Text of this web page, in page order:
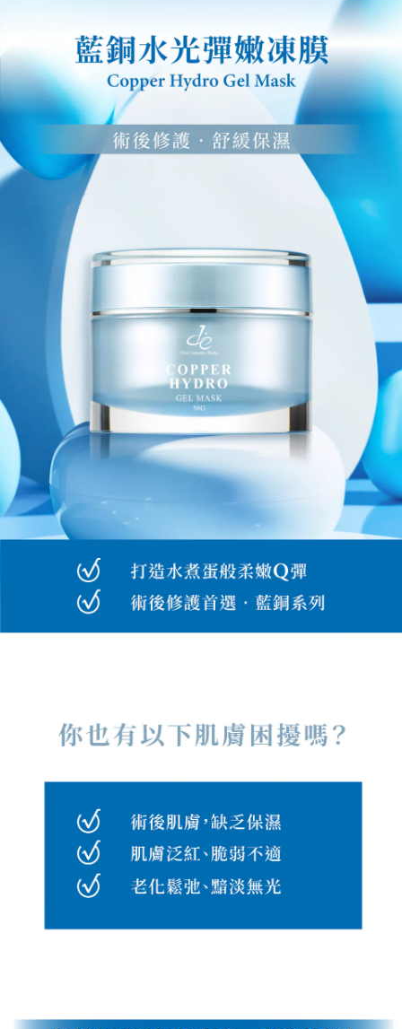
1.分期款項不併入電信帳單，「大哥付你分期」於每月結算日後寄送繳費提
2.透過簡訊連結打開帳單後，可選擇「超商條碼／台灣大直營門市／銀行轉
帳／街口支付／iPASS MONEY」等通路繳費。
【注意事項】
1.本服務係由「台灣大哥大股份有限公司」（以下簡稱本公司）所提供，讓
用戶於交易時，得透過本服務購買商品或服務，並由商店將買賣／分期付款
買賣價金債權讓與本公司後，依約使用本公司帳單繳交帳款。
2.基於同意付款使用「大哥付你分期」之契約關係目的，商店將以您的個人
資料（包含姓名、電話或地址）提供予台灣大哥大進項蒐集、處理及利用，
由本公司與您本人進行分期帳單所需資料之確認、核對及更正。
3.完整用戶服務條款，請詳閱以下連結：
https://oppay.tw/userRule
１．於結帳方式選擇「AFTEE先享後付」後，將跳轉至「AFTEE先享後付」
結帳頁面，進行簡訊認證並確認金額後，即可完成結帳。
２．訂單成立數日內，您將收到繳費通知簡訊。
３．收到繳費通知簡訊後14天內，點擊此簡訊中的連結，可透過四大超商／
ATM／網路銀行／等多元方式進行付款，方視為交易完成。
※ 請注意：結帳手續完成當下不需立刻繳費，但若您需要取消訂單，請聯絡
購買商品的店家。未經商家同意取消之訂單仍視為有效，需透過AFTEE先享
後付繳納相關費用。
※ 交易是否成功請以「AFTEE先享後付 」之結帳頁面顯示為準，若有關於
是否繳費成功／繳費後需取消欲退款等相關疑問，請聯繫「AFTEE先享後付
客戶支援中心」
https://netprotections.freshdesk.com/support/home
【注意事項】
１．透過由恩沛科技股份有限公司提供之「AFTEE先享後付」服務完成之交
易，需依本服務之必要範圍內提供個人資料，並將交易相關給付款項請求債
權轉讓予恩沛科技股份有限公司。
２．關於個人資料處理事宜，請瀏覽以下網址：
https://aftee.tw/terms/#terms3
３．未成年的使用者請事先徵得法定代理人或監護人之同意方可使用
「AFTEE先享後付」，若未經同意申辦者引起之損失，本公司不負相關責
４．使用「AFTEE先享後付」時，將依據個別帳號之用戶狀況，依本公司即
時審查核予不同之上限額度；若仍有額度不足之情形，本公司將視審查結果
請求用戶進行身份認證。
５．嚴禁一人註冊多個帳號或使用他人資訊註冊。若發現惡意使用之情形，
恩沛科技股份有限公司將有權停止該用戶之使用額度並採取法律行動。
付款後7-11取貨
每筆NT$70，滿NT$899(含以上)免運費
每筆NT$100，滿NT$1,000(含以上)免運費
京站台北店客服中心(1F星巴克旁) 即日起不提供京站紙袋，取件時
請自備購物袋，若需購買紙袋可現場詢問